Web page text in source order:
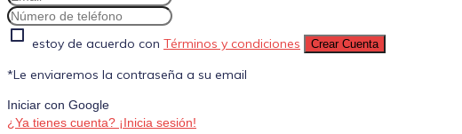
estoy de acuerdo con Términos y condiciones Crear Cuenta
*Le enviaremos la contraseña a su email
Iniciar con Google
¿Ya tienes cuenta? ¡Inicia sesión!